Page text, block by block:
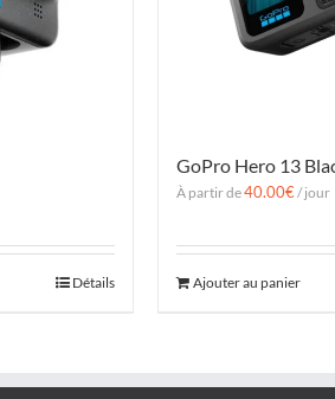
Détails
GoPro Hero 13
À partir de40.00€/ jour
Ajouter au panier